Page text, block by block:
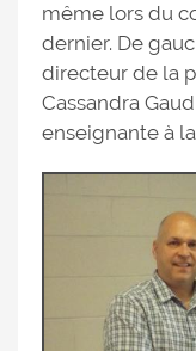
même lors du
dernier. De
directeur de la
Cassandra
enseignante à la